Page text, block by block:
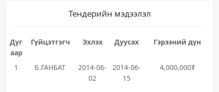
Тендерийн мэдээлэл
Дуг
аар
Гүйцэтгэгч Эхлэх Дуусах Гэрээний дүн
1 Б.ГАНБАТ
2014-06-
02
2014-06-
15
4,000,000₮